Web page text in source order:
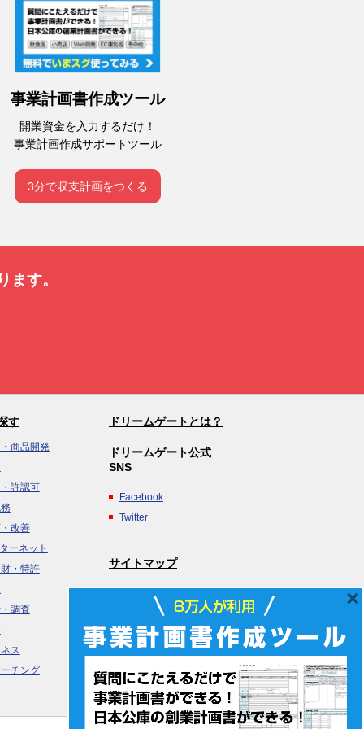
事業計画書作成ツール
開業資金を入力するだけ！
事業計画作成サポートツール
3分で収支計画をつくる
ます。
す
商品開発
許認可
改善
ーネット
・特許
調査
ス
チング
ドリームゲートとは？
ドリームゲート公式
SNS
Facebook
Twitter
サイトマップ
×